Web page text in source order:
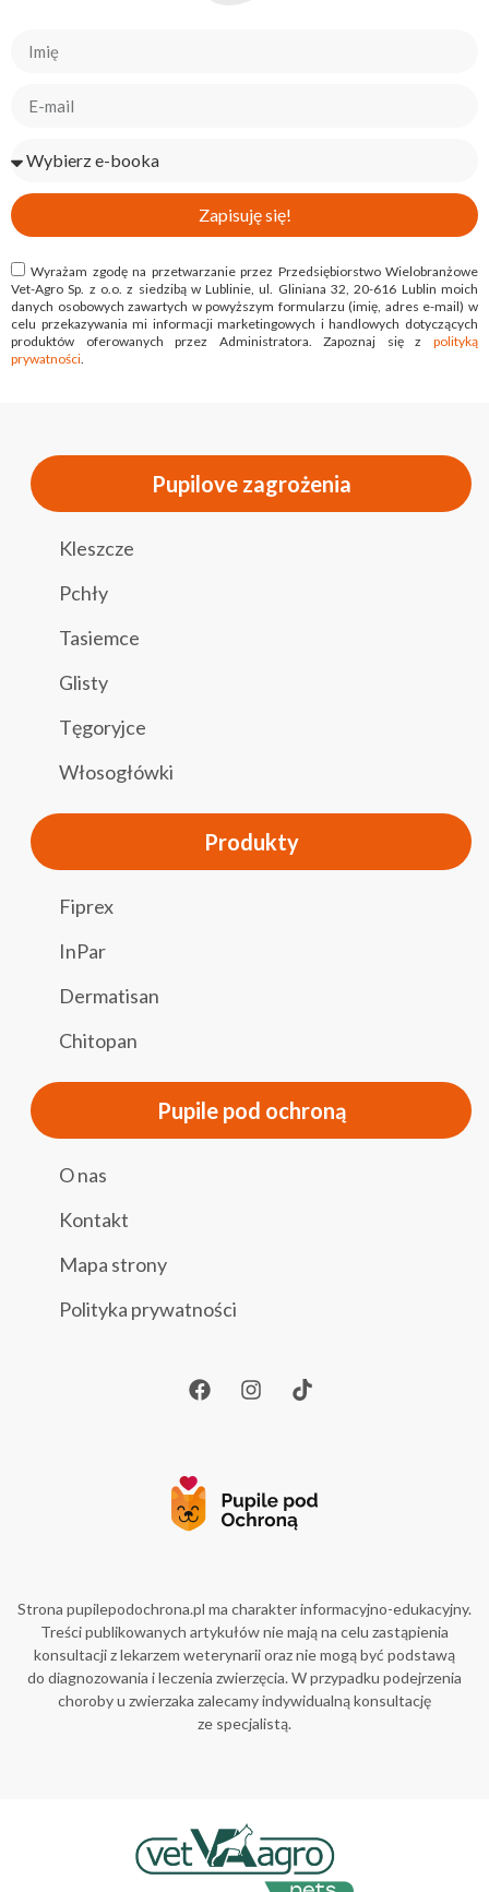
Wyrażam zgodę na przetwarzanie przez Przedsiębiorstwo Wielobranżowe
Vet-Agro Sp. z o.o. z siedzibą w Lublinie, ul. Gliniana 32, 20-616 Lublin moich
danych osobowych zawartych w powyższym formularzu (imię, adres e-mail) w
celu przekazywania mi informacji marketingowych i handlowych dotyczących
produktów oferowanych przez Administratora. Zapoznaj się z polityką
prywatności.
Zapisuję się!
Pupilove zagrożenia
Kleszcze
Pchły
Tasiemce
Glisty
Tęgoryjce
Włosogłówki
Produkty
Fiprex
InPar
Dermatisan
Chitopan
Pupile pod ochroną
O nas
Kontakt
Mapa strony
Polityka prywatności
Strona pupilepodochrona.pl ma charakter informacyjno-edukacyjny.
Treści publikowanych artykułów nie mają na celu zastąpienia
konsultacji z lekarzem weterynarii oraz nie mogą być podstawą
do diagnozowania i leczenia zwierzęcia. W przypadku podejrzenia
choroby u zwierzaka zalecamy indywidualną konsultację
ze specjalistą.